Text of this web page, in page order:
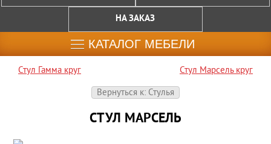
НА ЗАКАЗ
КАТАЛОГ МЕБЕЛИ
Стул Гамма круг
Стул Марсель круг
Вернуться к: Стулья
СТУЛ МАРСЕЛЬ